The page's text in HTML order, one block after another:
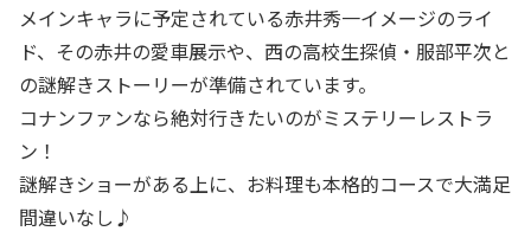
メインキャラに予定されている赤井秀一イメージのライ
ド、その赤井の愛車展示や、西の高校生探偵・服部平次と
の謎解きストーリーが準備されています。
コナンファンなら絶対行きたいのがミステリーレストラ
ン！
謎解きショーがある上に、お料理も本格的コースで大満足
間違いなし♪